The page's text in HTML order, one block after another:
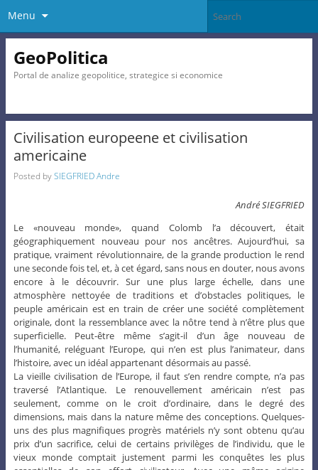
Menu
GeoPolitica
Portal de analize geopolitice, strategice si economice
Civilisation europeene et civilisation
americaine
Posted bySIEGFRIED Andre
André SIEGFRIED
Le «nouveau monde», quand Colomb l’a découvert, était
géographiquement nouveau pour nos ancêtres. Aujourd’hui, sa
pratique, vraiment révolutionnaire, de la grande production le rend
une seconde fois tel, et, à cet égard, sans nous en douter, nous avons
encore à le découvrir. Sur une plus large échelle, dans une
atmosphère nettoyée de traditions et d’obstacles politiques, le
peuple américain est en train de créer une société complètement
originale, dont la ressemblance avec la nôtre tend à n’être plus que
superficielle. Peut-être même s’agit-il d’un âge nouveau de
l’humanité, reléguant l’Europe, qui n’en est plus l’animateur, dans
l’histoire, avec un idéal appartenant désormais au passé.
La vieille civilisation de l’Europe, il faut s’en rendre compte, n’a pas
traversé l’Atlantique. Le renouvellement américain n’est pas
seulement, comme on le croit d’ordinaire, dans le degré des
dimensions, mais dans la nature même des conceptions. Quelques-
uns des plus magnifiques progrès matériels n’y sont obtenu qu’au
prix d’un sacrifice, celui de certains privilèges de l’individu, que le
vieux monde comptait justement parmi les conquêtes les plus